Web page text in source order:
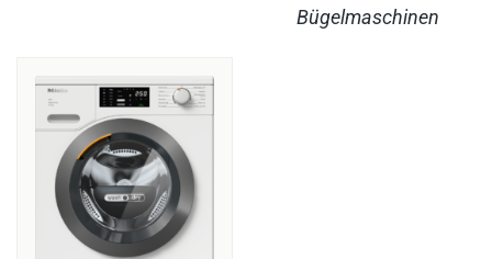
Bügelmaschinen